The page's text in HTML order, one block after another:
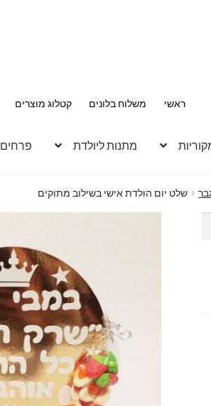
ראשי משלוח בלונים קטלוג מוצרים
מתנות ליולדת פרחים
שלט יום הולדת אישי בשילוב מתוקים